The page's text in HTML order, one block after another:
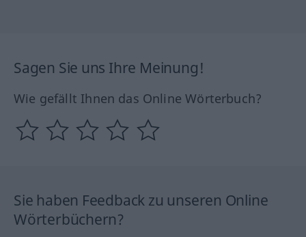
Sagen Sie uns Ihre Meinung!
Wie gefällt Ihnen das Online Wörterbuch?
Sie haben Feedback zu unseren Online
Wörterbüchern?